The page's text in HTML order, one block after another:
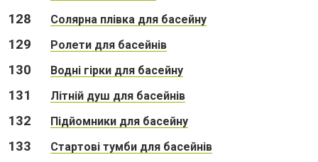
128 Cолярна плівка для басейну
129 Ролети для басейнів
130 Водні гірки для басейну
131 Літній душ для басейнів
132 Підйомники для басейну
133 Стартові тумби для басейнів